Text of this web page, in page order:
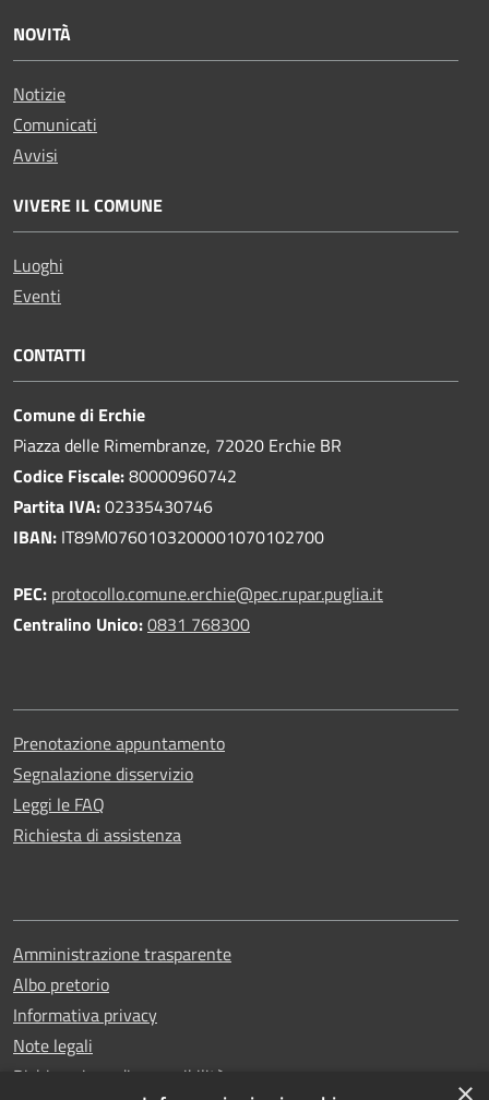
NOVITÀ
Notizie
Comunicati
Avvisi
VIVERE IL COMUNE
Luoghi
Eventi
CONTATTI
Comune di Erchie
Piazza delle Rimembranze, 72020 Erchie BR
Codice Fiscale:80000960742
Partita IVA:02335430746
IBAN: IT89M0760103200001070102700
PEC: protocollo.comune.erchie@pec.rupar.puglia.it
Centralino Unico:0831 768300
Prenotazione appuntamento
Segnalazione disservizio
Leggi le FAQ
Richiesta di assistenza
Amministrazione trasparente
Albo pretorio
Informativa privacy
Note legali
Dichiarazione di accessibilità